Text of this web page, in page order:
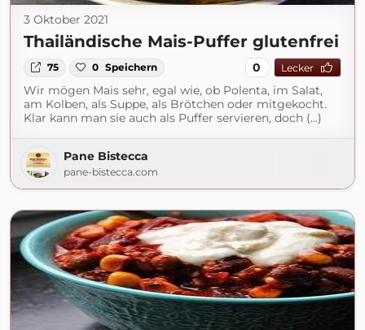
3 Oktober 2021
Thailändische Mais-Puffer glutenfrei
75 0 Speichern 0 Lecker
Wir mögen Mais sehr, egal wie, ob Polenta, im Salat,
am Kolben, als Suppe, als Brötchen oder mitgekocht.
Klar kann man sie auch als Puffer servieren, doch (...)
Pane Bistecca
pane-bistecca.com